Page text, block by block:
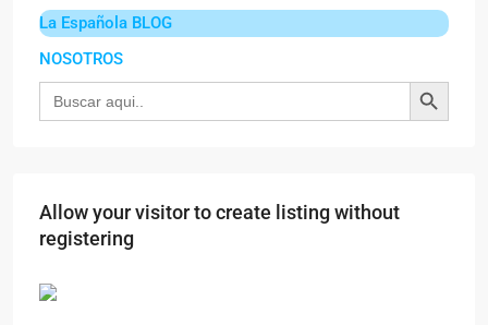
La Española BLOG
NOSOTROS
Buscar:
Botón de
Allow your visitor to create listing without
registering